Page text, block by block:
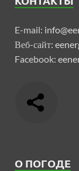
E-mail:
Веб-сайт:
Facebook:
О ПОГОДЕ